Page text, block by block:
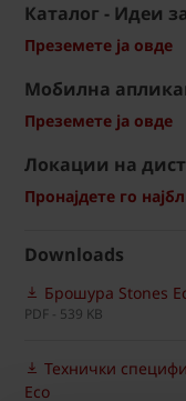
Каталог - Идеи
Преземете ја овде
Мобилна
Преземете ја овде
Локации на
Пронајдете го
Downloads
Брошура Stones
PDF - 539 KB
Технички
Eco